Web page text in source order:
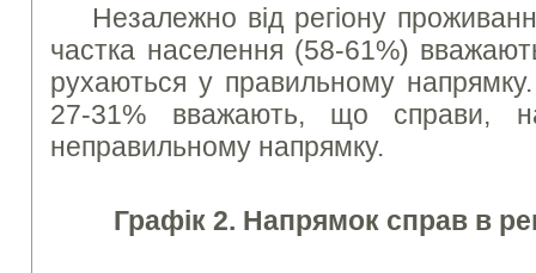
Незалежно від регіону
частка населення (58-61%)
рухаються у правильному
27-31% вважають, що справи,
неправильному напрямку.
Графік 2. Напрямок справ в